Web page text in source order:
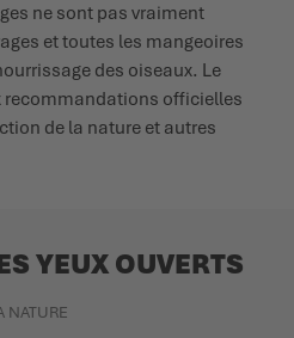
ne sont pas vraiment
et toutes les mangeoires
des oiseaux. Le
recommandations officielles
de la nature et autres
YEUX OUVERTS
NATURE